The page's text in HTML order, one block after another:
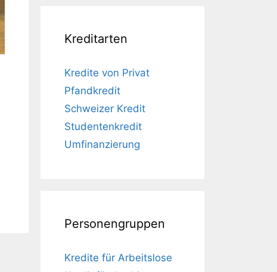
Kreditarten
Kredite von Privat
Pfandkredit
Schweizer Kredit
Studentenkredit
Umfinanzierung
Personengruppen
Kredite für Arbeitslose